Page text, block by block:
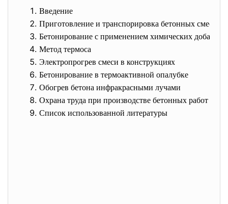
Введение
Приготовление и транспорировка бетонных смесей
Бетонирование с применением химических добавок
Метод термоса
Электропрогрев смеси в конструкциях
Бетонирование в термоактивной опалубке
Обогрев бетона инфракрасными лучами
Охрана труда при производстве бетонных работ в
Список использованной литературы